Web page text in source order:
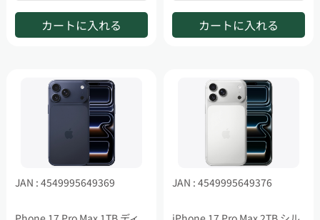
カートに入れる カートに入れる
JAN : 4549995649369 JAN : 4549995649376